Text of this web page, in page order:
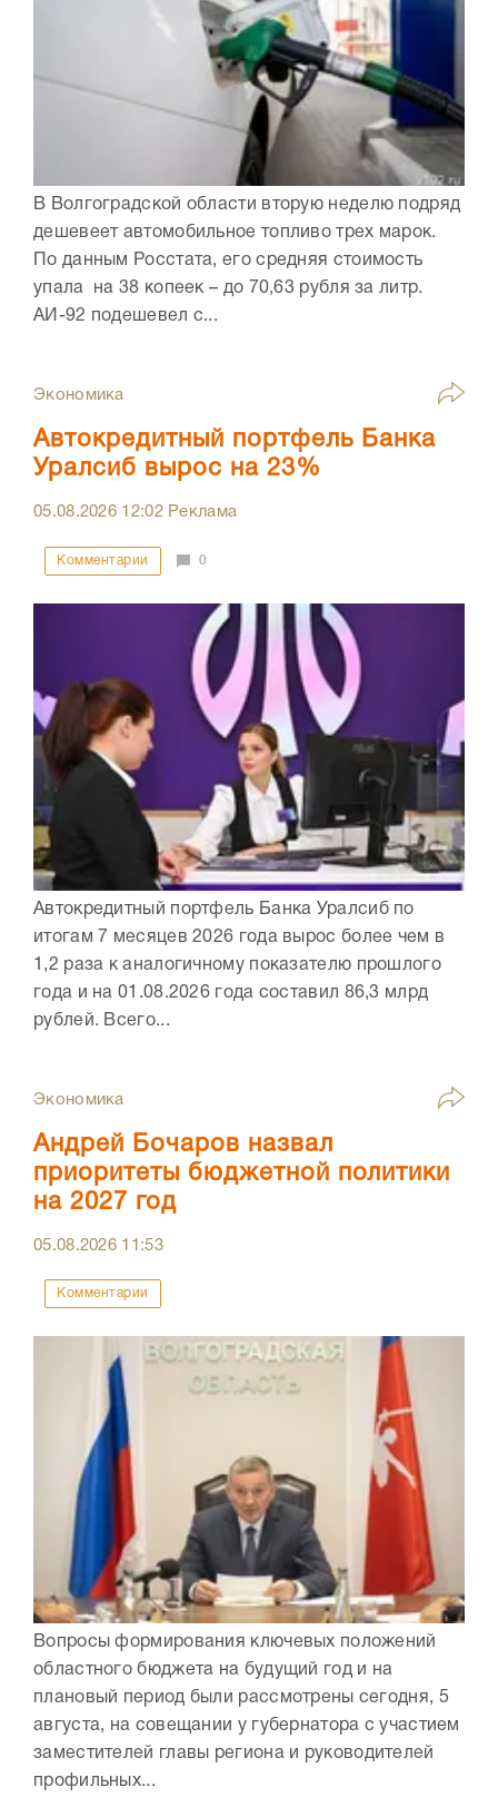
В Волгоградской области вторую неделю подряд
дешевеет автомобильное топливо трех марок.
По данным Росстата, его средняя стоимость
упала на 38 копеек – до 70,63 рубля за литр.
АИ-92 подешевел с...
Экономика
Автокредитный портфель Банка
Уралсиб вырос на 23%
05.08.2026 12:02Реклама
Комментарии 0
Автокредитный портфель Банка Уралсиб по
итогам 7 месяцев 2026 года вырос более чем в
1,2 раза к аналогичному показателю прошлого
года и на 01.08.2026 года составил 86,3 млрд
рублей. Всего...
Экономика
Андрей Бочаров назвал
приоритеты бюджетной политики
на 2027 год
05.08.2026 11:53
Комментарии
Вопросы формирования ключевых положений
областного бюджета на будущий год и на
плановый период были рассмотрены сегодня, 5
августа, на совещании у губернатора с участием
заместителей главы региона и руководителей
профильных...